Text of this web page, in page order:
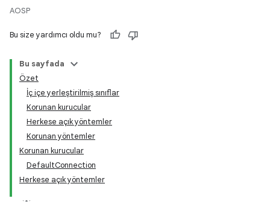
AOSP
Bu size yardımcı oldu mu?
Bu sayfada
Özet
İç içe yerleştirilmiş sınıflar
Korunan kurucular
Herkese açık yöntemler
Korunan yöntemler
Korunan kurucular
DefaultConnection
Herkese açık yöntemler